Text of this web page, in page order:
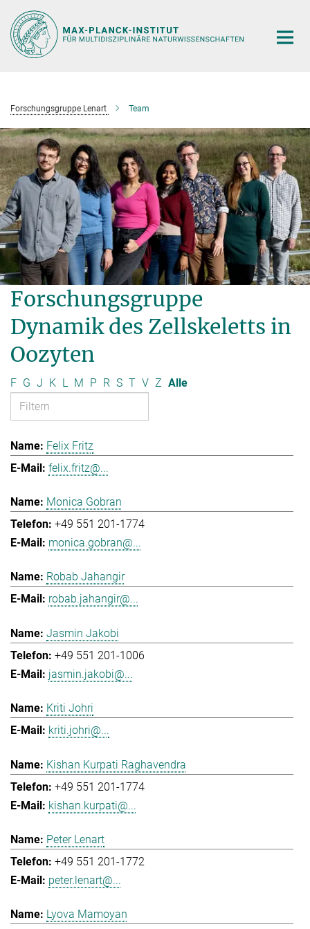
Hauptinhalt
Forschungsgruppe Lenart Team
Forschungsgruppe
Dynamik des Zellskeletts in
Oozyten
F G J K L M P R S T V Z Alle
Felix Fritz
felix.fritz@...
Monica Gobran
+49 551 201-1774
monica.gobran@...
Robab Jahangir
robab.jahangir@...
Jasmin Jakobi
+49 551 201-1006
jasmin.jakobi@...
Kriti Johri
kriti.johri@...
Kishan Kurpati Raghavendra
+49 551 201-1774
kishan.kurpati@...
Peter Lenart
+49 551 201-1772
peter.lenart@...
Lyova Mamoyan